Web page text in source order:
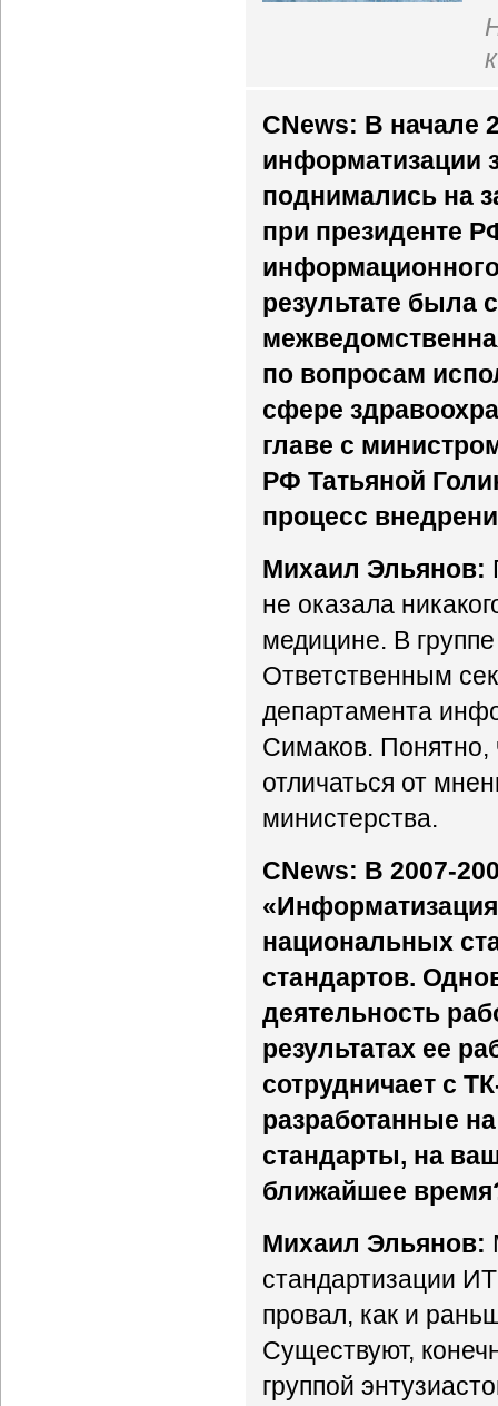
CNews: В начале
информатизации
поднимались на
при президенте
результате была
по вопросам
сфере
главе с
РФ Татьяной
процесс
Михаил Эльянов:
не оказала
медицине. В
Ответственным
департамента
Симаков. Понятно,
отличаться от
министерства.
CNews: В 2007-
национальных
стандартов.
деятельность
результатах ее
сотрудничает с
разработанные
стандарты, на
ближайшее
Михаил Эльянов:
стандартизации
провал, как и
Существуют,
группой